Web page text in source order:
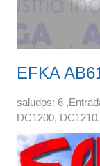
EFKA
saludos: 6
DC1200,